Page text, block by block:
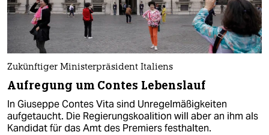
Zukünftiger Ministerpräsident Italiens
Aufregung um Contes Lebenslauf
In Giuseppe Contes Vita sind Unregelmäßigkeiten
aufgetaucht. Die Regierungskoalition will aber an ihm als
Kandidat für das Amt des Premiers festhalten.